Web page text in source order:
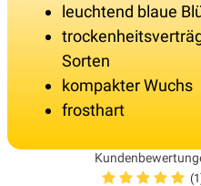
leuchtend blaue
Sorten
kompakter Wuchs
frosthart